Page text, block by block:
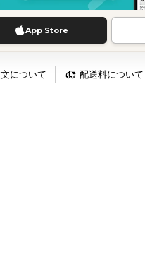
App Store
について 配送料について